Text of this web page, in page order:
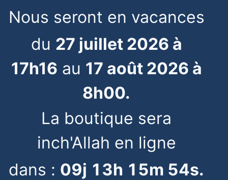
Nous seront en vacances
du 27 juillet 2026 à
17h16 au 17 août 2026 à
8h00.
La boutique sera
inch'Allah en ligne
dans : 09j 13h 15m 54s.